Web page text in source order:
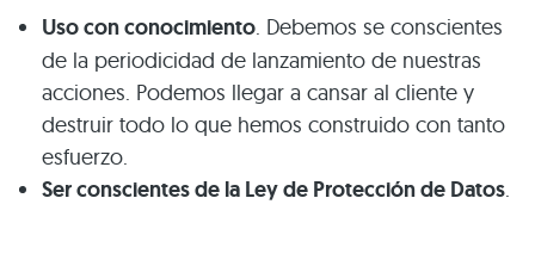
Uso con conocimiento. Debemos se conscientes
de la periodicidad de lanzamiento de nuestras
acciones. Podemos llegar a cansar al cliente y
destruir todo lo que hemos construido con tanto
esfuerzo.
Ser conscientes de la Ley de Protección de Datos.